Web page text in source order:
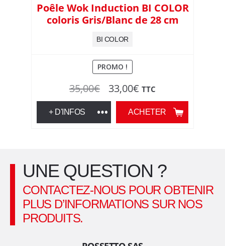
Poêle Wok Induction BI COLOR
coloris Gris/Blanc de 28 cm
BI COLOR
PROMO !
35,00€
Le
prix
initial
33,00€ Le
prix
actuel
TTC
ACHETER
+ D'INFOS
UNE QUESTION ?
CONTACTEZ-NOUS POUR OBTENIR
PLUS D’INFORMATIONS SUR NOS
PRODUITS.